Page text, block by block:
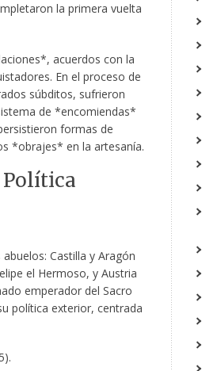
la primera vuelta
acuerdos con la
En el proceso de
súbditos, sufrieron
de *encomiendas*
formas de
*obrajes* en la artesanía.
Política
Castilla y Aragón
el Hermoso, y Austria
emperador del Sacro
política exterior, centrada